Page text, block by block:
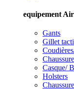
equipement
Gants
Gillet
Casque/
Holsters